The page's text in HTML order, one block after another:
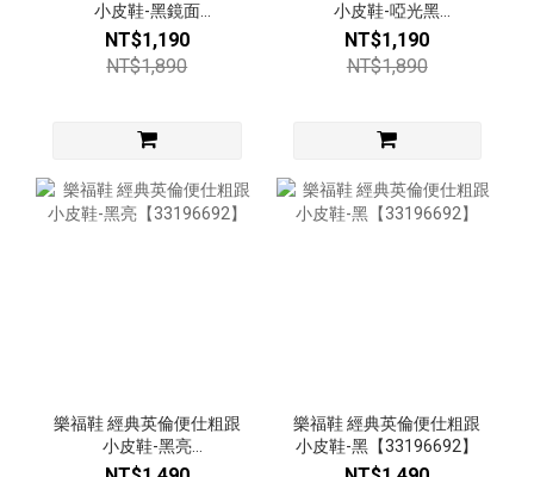
小皮鞋-黑鏡面
【2989332】
NT$1,190
NT$1,890
小皮鞋-啞光黑
【2989332】
NT$1,190
NT$1,890
樂福鞋 經典英倫便仕粗跟
小皮鞋-黑亮
【33196692】
樂福鞋 經典英倫便仕粗跟
小皮鞋-黑【33196692】